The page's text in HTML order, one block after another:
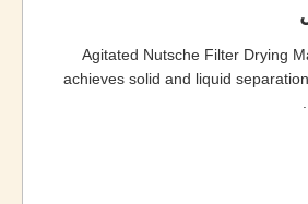
Agitated Nutsche Filter Drying
achieves solid and liquid